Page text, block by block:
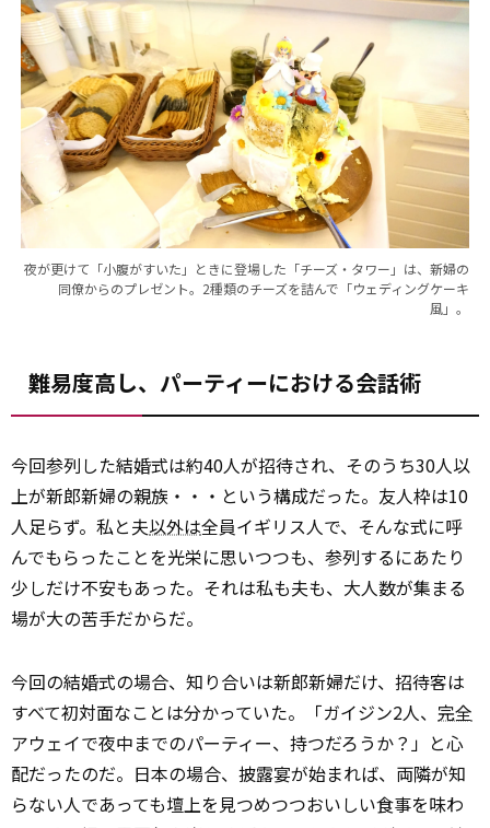
夜が更けて「小腹がすいた」ときに登場した「チーズ・タワー」は、新婦の
同僚からのプレゼント。2種類のチーズを詰んで「ウェディングケーキ
風」。
難易度高し、パーティーにおける会話術
今回参列した結婚式は約40人が招待され、そのうち30人以
上が新郎新婦の親族・・・という構成だった。友人枠は10
人足らず。私と夫以外は全員イギリス人で、そんな式に呼
んでもらったことを光栄に思いつつも、参列するにあたり
少しだけ不安もあった。それは私も夫も、大人数が集まる
場が大の苦手だからだ。
今回の結婚式の場合、知り合いは新郎新婦だけ、招待客は
すべて初対面なことは分かっていた。「ガイジン2人、 完全
アウェイで夜中までのパーティー、持つだろうか？」と心
配だったのだ。日本の場合、披露宴が始まれば、両隣が知
らない人であっても壇上を見つめつつおいしい食事を味わ